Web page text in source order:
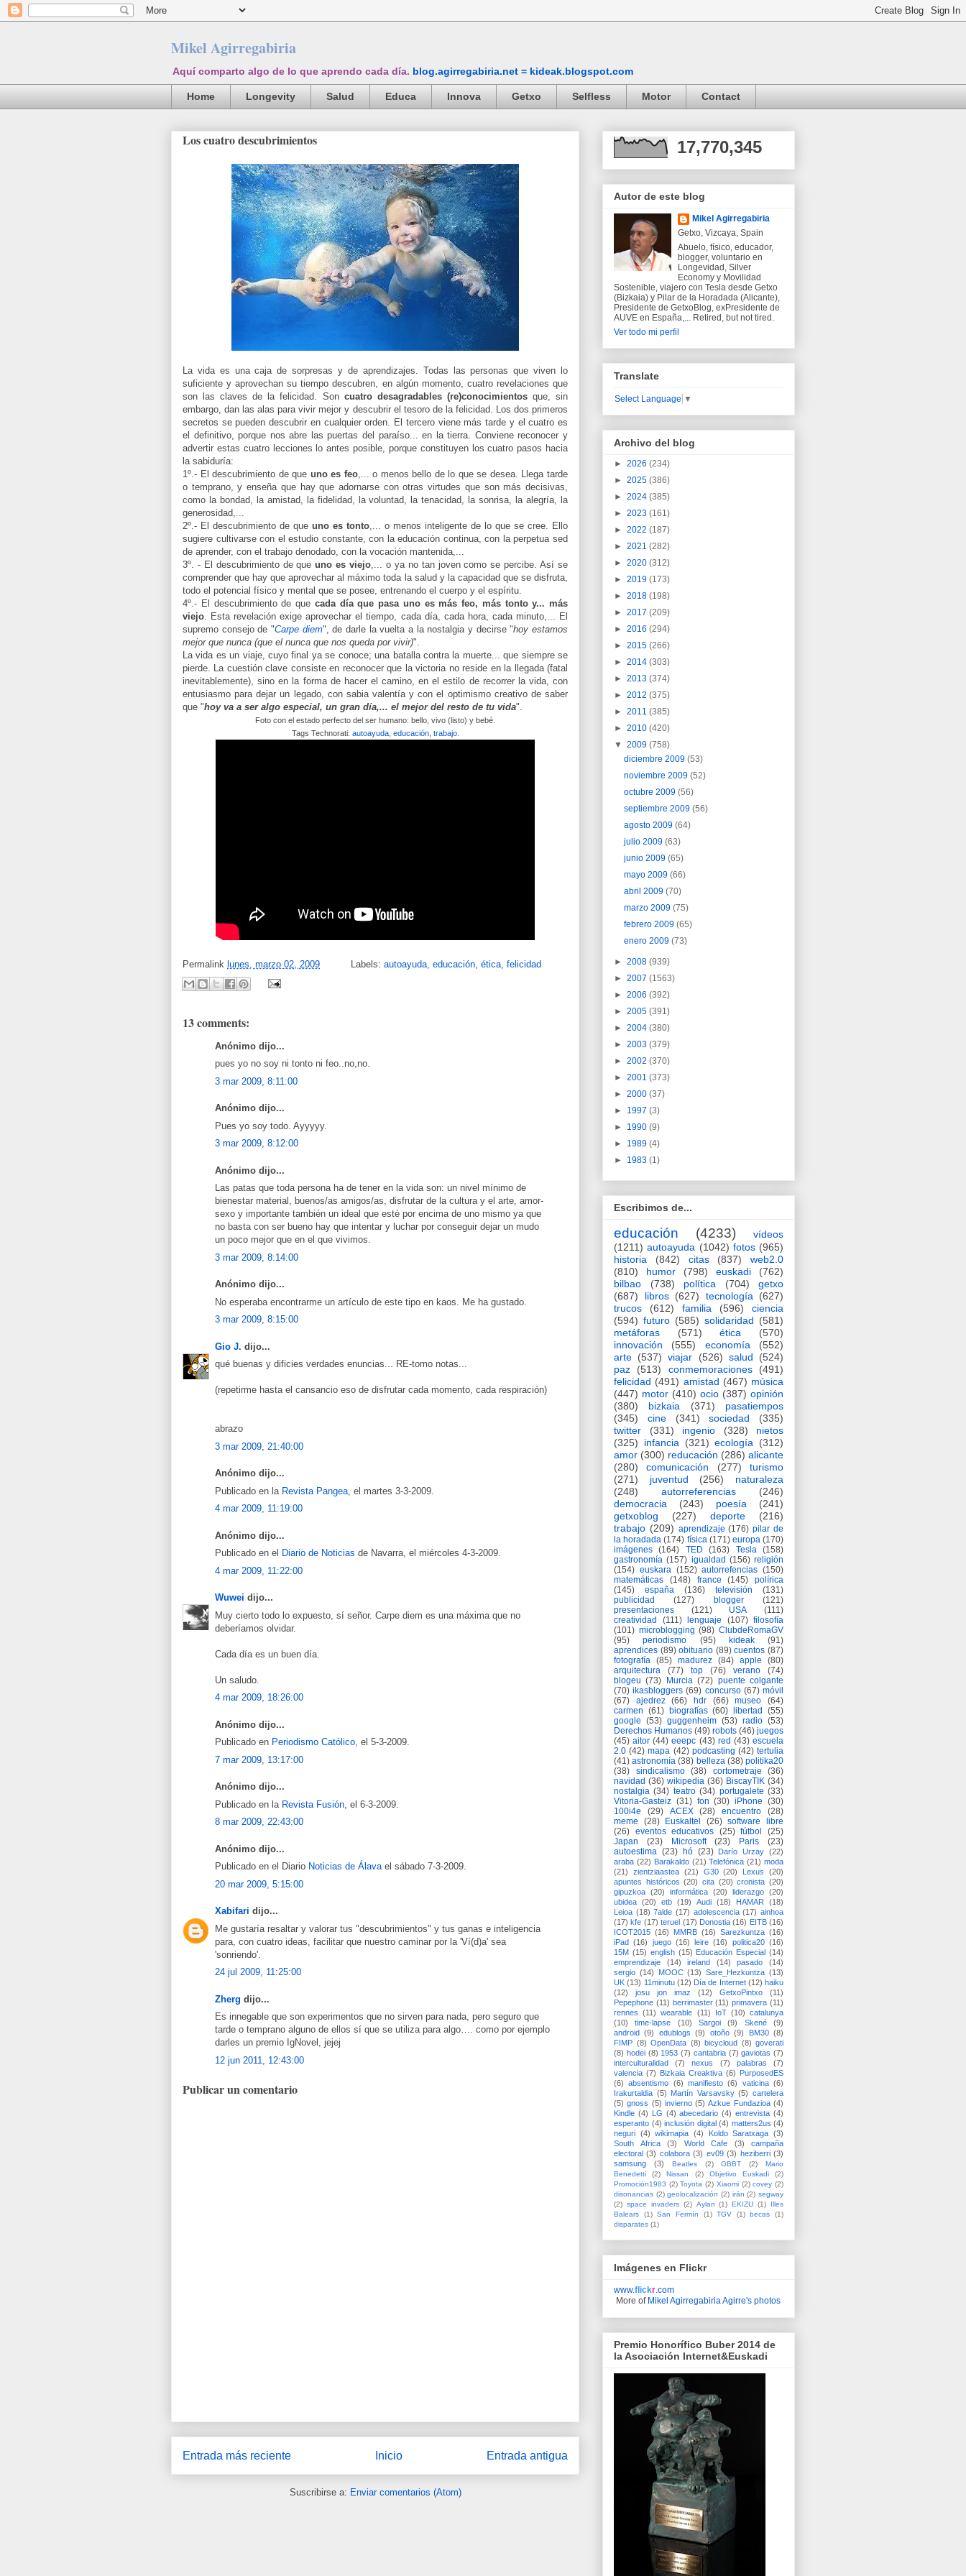
Mikel Agirregabiria
Aquí comparto algo de lo que aprendo cada día. blog.agirregabiria.net = kideak.blogspot.com
Home Longevity Salud Educa Innova Getxo Selfless Motor Contact
Los cuatro descubrimientos
La vida es una caja de sorpresas y de aprendizajes. Todas las personas que viven lo
suficiente y aprovechan su tiempo descubren, en algún momento, cuatro revelaciones que
son las claves de la felicidad. Son cuatro desagradables (re)conocimientosque, sin
embargo, dan las alas para vivir mejor y descubrir el tesoro de la felicidad. Los dos primeros
secretos se pueden descubrir en cualquier orden. El tercero viene más tarde y el cuatro es
el definitivo, porque nos abre las puertas del paraíso... en la tierra. Conviene reconocer y
advertir estas cuatro lecciones lo antes posible, porque constituyen los cuatro pasos hacia
la sabiduría:
1º.- El descubrimiento de que uno es feo,... o menos bello de lo que se desea. Llega tarde
o temprano, y enseña que hay que adornarse con otras virtudes que son más decisivas,
como la bondad, la amistad, la fidelidad, la voluntad, la tenacidad, la sonrisa, la alegría, la
generosidad,...
2º.- El descubrimiento de que uno es tonto ,... o menos inteligente de lo que se cree. Ello
sugiere cultivarse con el estudio constante, con la educación continua, con la perpetua sed
de aprender, con el trabajo denodado, con la vocación mantenida,...
3º. - El descubrimiento de queuno es viejo ,... o ya no tan joven como se percibe. Así se
comprender que hay que aprovechar al máximo toda la salud y la capacidad que se disfruta,
todo el potencial físico y mental que se posee, entrenando el cuerpo y el espíritu.
4º.- El descubrimiento de que cada día que pasa uno es más feo, más tonto y... más
viejo . Esta revelación exige aprovechar el tiempo, cada día, cada hora, cada minuto,... El
supremo consejo de "Carpe diem", de darle la vuelta a la nostalgia y decirse "hoy estamos
mejor que nunca (que el nunca que nos queda por vivir)".
La vida es un viaje, cuyo final ya se conoce; una batalla contra la muerte... que siempre se
pierde. La cuestión clave consiste en reconocer que la victoria no reside en la llegada (fatal
inevitablemente), sino en la forma de hacer el camino, en el estilo de recorrer la vida, con
entusiasmo para dejar un legado, con sabia valentía y con el optimismo creativo de saber
que "hoy va a ser algo especial, un gran día,... el mejor del resto de tu vida".
Foto con el estado perfecto del ser humano: bello, vivo (listo) y bebé.
Tags Technorati: autoayuda, educación, trabajo.
Permalink lunes, marzo 02, 2009 Labels: autoayuda, educación, ética, felicidad
13 comments:
Anónimo dijo...
pues yo no soy ni tonto ni feo..no,no.
3 mar 2009, 8:11:00
Anónimo dijo...
Pues yo soy todo. Ayyyyy.
3 mar 2009, 8:12:00
Anónimo dijo...
Las patas que toda persona ha de tener en la vida son: un nivel mínimo de
bienestar material, buenos/as amigos/as, disfrutar de la cultura y el arte, amor-
sexo y importante también un ideal que esté por encima de uno mismo ya que
no basta con ser bueno hay que intentar y luchar por conseguir dejar un mudo
un poco mejor que en el que vivimos.
3 mar 2009, 8:14:00
Anónimo dijo...
No esperaba encontrarme un artículo de este tipo en kaos. Me ha gustado.
3 mar 2009, 8:15:00
Gio J. dijo...
qué buenas y dificies verdades enuncias... RE-tomo notas...
(repetirme hasta el cansancio eso de disfrutar cada momento, cada respiración)
abrazo
3 mar 2009, 21:40:00
Anónimo dijo...
Publicado en la Revista Pangea , el martes 3-3-2009.
4 mar 2009, 11:19:00
Anónimo dijo...
Publicado en el Diario de Noticias de Navarra, el miércoles 4-3-2009.
4 mar 2009, 11:22:00
Wuwei dijo...
Muy cierto todo lo expuesto, sí señor. Carpe diem es una máxima que no
deberíamos olvidar.
Cada día es un buen día.
Un saludo.
4 mar 2009, 18:26:00
Anónimo dijo...
Publicado en Periodismo Católico, el 5-3-2009.
7 mar 2009, 13:17:00
Anónimo dijo...
Publicado en la Revista Fusión , el 6-3-2009.
8 mar 2009, 22:43:00
Anónimo dijo...
Publicado en el Diario Noticias de Álavael sábado 7-3-2009.
20 mar 2009, 5:15:00
Xabifari dijo...
Me gustaría resaltar y valorar tus "descubrimientos" y tus ganas e inteligencia
para, con cuatro ideas, facilitar que nuestro caminar por la 'Ví(d)a' sea
'sonriendo'.
24 jul 2009, 11:25:00
Zherg dijo...
Es innegable que son experimentos que no sirven para nada, pero seguro que
tarde o temprano alguno de ellos sí que se utiliza para algo…. como por ejemplo
darles un premio IgNovel, jejej
12 jun 2011, 12:43:00
Publicar un comentario
Entrada más reciente Entrada antigua
Inicio
Suscribirse a: Enviar comentarios (Atom)
17,770,345
Autor de este blog
Mikel Agirregabiria
Getxo, Vizcaya, Spain
Abuelo, físico, educador,
blogger, voluntario en
Longevidad, Silver
Economy y Movilidad
Sostenible, viajero con Tesla desde Getxo
(Bizkaia) y Pilar de la Horadada (Alicante),
Presidente de GetxoBlog, exPresidente de
AUVE en España,... Retired, but not tired.
Ver todo mi perfil
Translate
Select Language ▼
Archivo del blog
► 2026 (234)
► 2025 (386)
► 2024 (385)
► 2023 (161)
► 2022 (187)
► 2021 (282)
► 2020 (312)
► 2019 (173)
► 2018 (198)
► 2017 (209)
► 2016 (294)
► 2015 (266)
► 2014 (303)
► 2013 (374)
► 2012 (375)
► 2011 (385)
► 2010 (420)
▼ 2009 (758)
diciembre 2009(53)
noviembre 2009(52)
octubre 2009(56)
septiembre 2009(56)
agosto 2009(64)
julio 2009(63)
junio 2009(65)
mayo 2009(66)
abril 2009(70)
marzo 2009(75)
febrero 2009(65)
enero 2009(73)
► 2008 (939)
► 2007 (1563)
► 2006 (392)
► 2005 (391)
► 2004 (380)
► 2003 (379)
► 2002 (370)
► 2001 (373)
► 2000 (37)
► 1997 (3)
► 1990 (9)
► 1989 (4)
► 1983 (1)
Escribimos de...
educación (4233)
vídeos
(1211) autoayuda (1042) fotos (965)
historia
(842) citas (837)
web2.0
(810)
humor (798) euskadi
(762)
bilbao
(738) política (704)
getxo
(687)
libros (627) tecnología
(627)
trucos
(612) familia (596)
ciencia
(594) futuro (585) solidaridad (581)
metáforas
(571) ética
(570)
innovación
(555) economía
(552)
arte (537) viajar (526) salud
(524)
paz
(513) conmemoraciones
(491)
felicidad (491) amistad (467) música
(447) motor (410) ocio (387) opinión
(380)
bizkaia (371)
pasatiempos
(345)
cine (341) sociedad
(335)
twitter
(331) ingenio (328)
nietos
(325)
infancia (321) ecología
(312)
amor (300) reducación (286) alicante
(280)
comunicación (277)
turismo
(271)
juventud (256)
naturaleza
(248)
autorreferencias
(246)
democracia
(243) poesía
(241)
getxoblog
(227) deporte
(216)
trabajo (209) aprendizaje (176) pilar de
la horadada (174) física (171) europa (170)
imágenes
(164) TED (163) Tesla
(158)
gastronomía (157) igualdad (156) religión
(154) euskara (152) autorrefencias (150)
matemáticas
(148) france (145)
polírica
(145)
españa (136) televisión
(131)
publicidad
(127) blogger
(121)
presentaciones
(121) USA
(111)
creatividad
(111) lenguaje (107) filosofía
(101) microblogging (98) ClubdeRomaGV
(95)
periodismo (95) kideak
(91)
aprendices (89) obituario (89) cuentos (87)
fotografía (85) madurez (84) apple
(80)
arquitectura
(77) top (76) verano
(74)
blogeu (73) Murcia (72) puente colgante
(70) ikasbloggers (69) concurso (67) móvil
(67)
ajedrez (66) hdr (66) museo
(64)
carmen (61) biografías (60) libertad
(55)
google (53) guggenheim (53) radio (53)
Derechos Humanos (49) robots (46) juegos
(45) aitor (44) eeepc (43) red (43) escuela
2.0 (42) mapa (42) podcasting (42) tertulia
(41) astronomía (38) belleza (38) politika20
(38)
sindicalismo (38) cortometraje
(36)
navidad (36) wikipedia (36) BiscayTIK (34)
nostalgia (34) teatro (34) portugalete (33)
Vitoria-Gasteiz (31) fon (30) iPhone (30)
100i4e
(29) ACEX (28) encuentro
(28)
meme
(28) Euskaltel (26) software libre
(26) eventos educativos (25) fútbol
(25)
Japan
(23) Microsoft (23) Paris
(23)
autoestima (23) hó (23) Darío Urzay (22)
araba (22) Barakaldo (21) Telefónica (21) moda
(21)
zientziaastea (21) G30 (20) Lexus
(20)
apuntes históricos (20) cita (20) cronista (20)
gipuzkoa (20) informática (20) liderazgo (20)
ubidea (20) etb (19) Audi (18) HAMAR
(18)
Leioa (18) 7alde (17) adolescencia (17) ainhoa
(17) kfe (17) teruel (17) Donostia (16) EITB (16)
ICOT2015 (16) MMRB (16) Sarezkuntza (16)
iPad (16) juego (16) leire (16) politica20 (16)
15M (15) english (15) Educación Especial (14)
emprendizaje
(14) ireland (14) pasado
(14)
sergio (14) MOOC (13) Sare_Hezkuntza (13)
UK (13) 11minutu (12) Día de Internet (12) haiku
(12)
josu jon imaz (12) GetxoPintxo
(11)
Pepephone (11) berrimaster (11) primavera (11)
rennes (11) wearable (11) IoT (10) catalunya
(10)
time-lapse (10) Sargoi (9) Skené
(9)
android (9) edublogs (9) otoño (9) BM30 (8)
FIMP (8) OpenData (8) bicycloud (8) goverati
(8) hodei (8) 1953 (7) cantabria (7) gaviotas (7)
interculturalidad
(7) nexus (7) palabras
(7)
valencia (7) Bizkaia Creaktiva (6) PurposedES
(6)
absentismo (6) manifiesto (6) vaticina (6)
Irakurtaldia (5) Martín Varsavsky (5) cartelera
(5) gnoss (5) invierno (5) Azkue Fundazioa (4)
Kindle (4) LG (4) abecedario (4) entrevista (4)
esperanto (4) inclusión digital (4) matters2us (4)
neguri (4) wikimapia (4) Koldo Saratxaga (3)
South Africa
(3) World Cafe (3)
campaña
electoral (3) colabora (3) ev09 (3) heziberri (3)
samsung
(3) Beatles (2) GBBT (2)
Mario
Benedetti
(2) Nissan (2) Objetivo Euskadi
(2)
Promoción1983 (2) Toyota (2) Xiaomi (2) covey (2)
disonancias (2) geolocalización (2) irán (2) segway
(2) space invaders (2) Aylan (1) EKIZU (1)
Illes
Balears
(1) San Fermín (1) TGV (1) becas
(1)
disparates (1)
Imágenes en Flickr
www.flickr .com
More of Mikel Agirregabiria Agirre's photos
Premio Honorífico Buber 2014 de
la Asociación Internet&Euskadi